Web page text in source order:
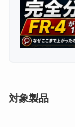
対象製品